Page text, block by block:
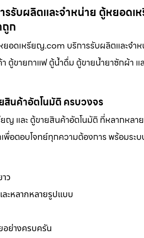
รับผลิตและจำหน่าย ตู้หยอด
ก
อดเหรียญ.com บริการรับผลิตและจำ
ตู้ขายกาแฟ ตู้น้ำดื่ม ตู้ขายน้ำยาซักผ้า
สินค้าอัตโนมัติ ครบวงจร
และ ตู้ขายสินค้าอัตโนมัติ ที่หลากหลา
อตอบโจทย์ทุกความต้องการ พร้อมระ
ว
ะหลากหลายรูปแบบ
อย่างครบครัน